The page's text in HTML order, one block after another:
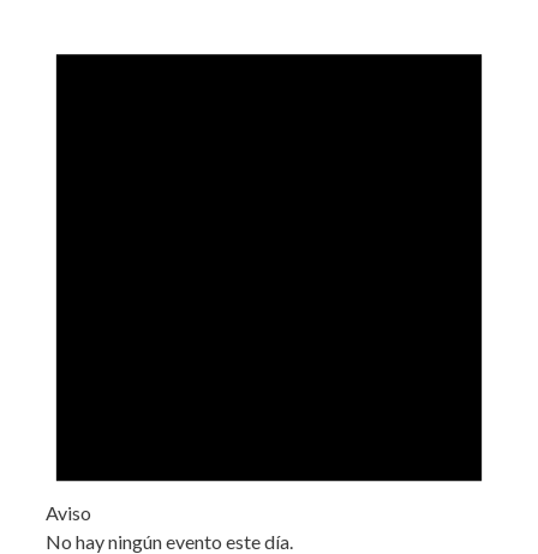
Aviso
No hay ningún evento este día.